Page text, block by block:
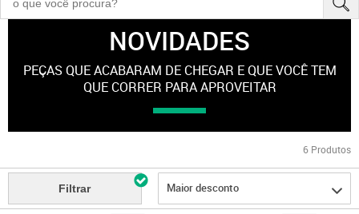
"esporte-feminino"NOVIDADES
PEÇAS QUE ACABARAM DE CHEGAR E QUE VOCÊ TEM
QUE CORRER PARA APROVEITAR
6 Produtos
Filtrar Maior desconto